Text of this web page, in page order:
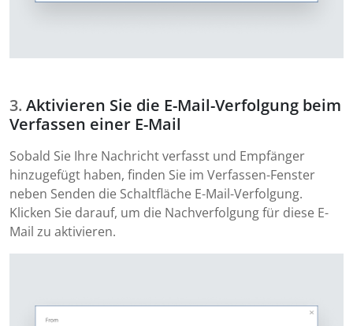
Aktivieren Sie die E-Mail-Verfolgung beim
Verfassen einer E-Mail
Sobald Sie Ihre Nachricht verfasst und Empfänger
hinzugefügt haben, finden Sie im Verfassen-Fenster
neben Senden die Schaltfläche E-Mail-Verfolgung.
Klicken Sie darauf, um die Nachverfolgung für diese E-
Mail zu aktivieren.